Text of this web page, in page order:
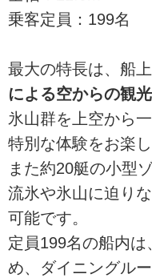
乗客定員：199名
最大の特長は、船
による空からの観
氷山群を上空から
特別な体験をお楽
また約20艇の小型
流氷や氷山に迫り
可能です。
定員199名の船内
め、ダイニングル